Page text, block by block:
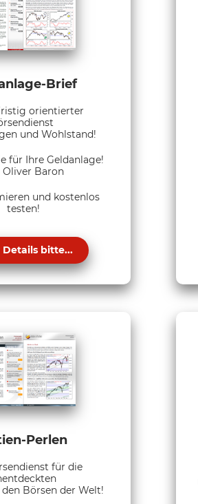
Brief
orientierter
und Wohlstand!
für Ihre Geldanlage!
Oliver Baron
und kostenlos
testen!
Details bitte...
Perlen
für die
Börsen der Welt!